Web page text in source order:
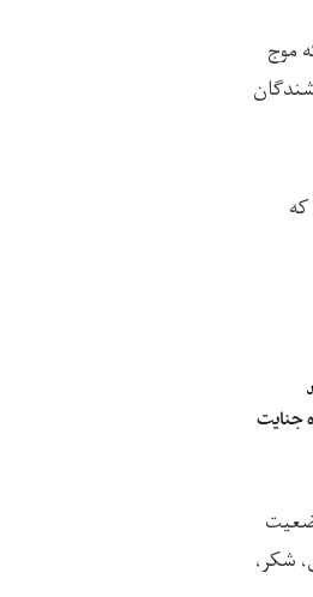
که موج
جنایت
در وضعیت
شکر،